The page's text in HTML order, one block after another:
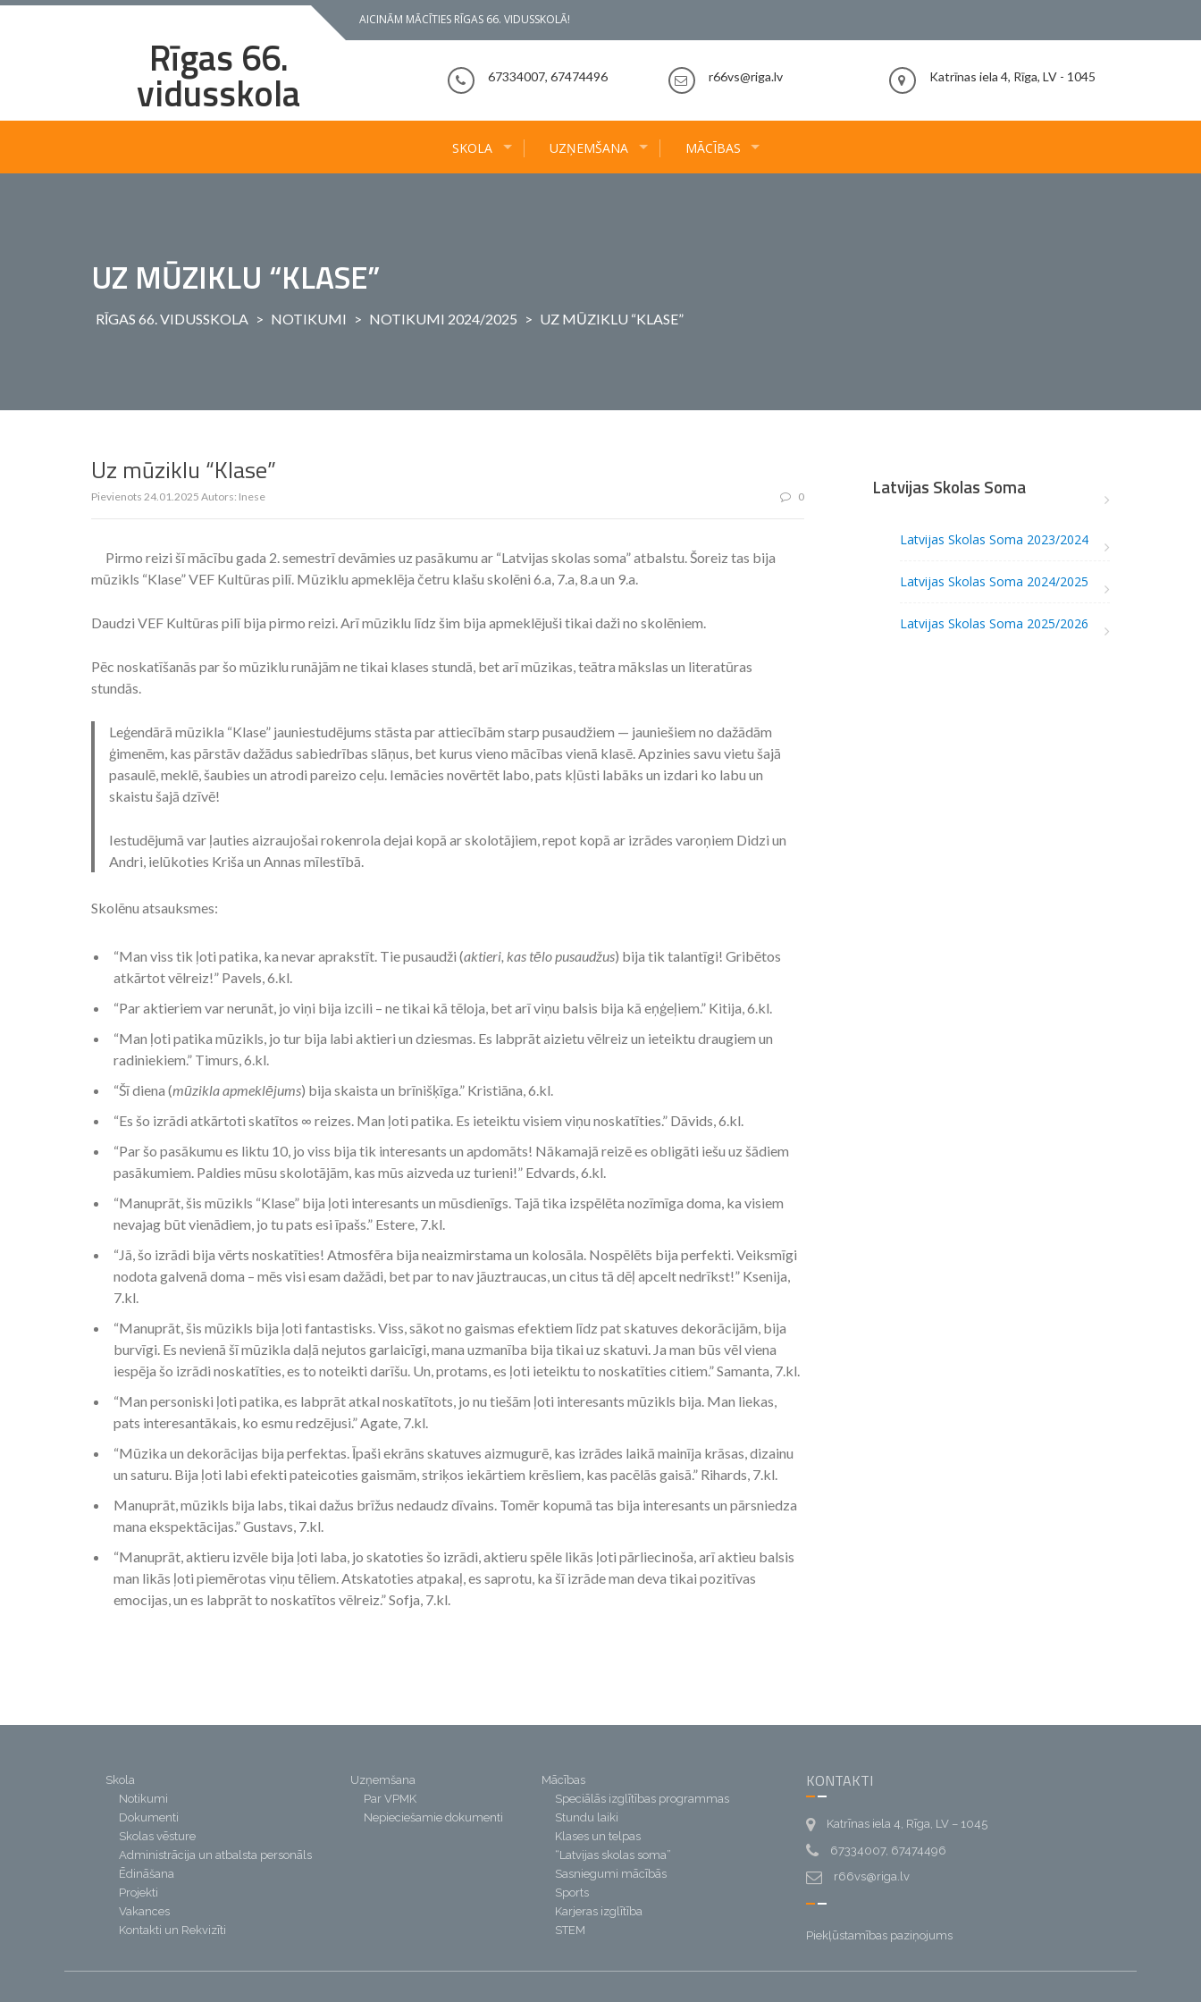
Skip
AICINĀM MĀCĪTIES RĪGAS 66. VIDUSSKOLĀ!
Rīgas 66.
vidusskola 67334007, 67474496 r66vs@riga.lv Katrīnas iela 4, Rīga, LV - 1045
SKOLA UZŅEMŠANA MĀCĪBAS
UZ MŪZIKLU “KLASE”
RĪGAS 66. VIDUSSKOLA > NOTIKUMI > NOTIKUMI 2024/2025 > UZ MŪZIKLU “KLASE”
Uz mūziklu “Klase”
Pievienots 24.01.2025 Autors: Inese 0
Pirmo reizi šī mācību gada 2. semestrī devāmies uz pasākumu ar “Latvijas skolas soma” atbalstu. Šoreiz tas bija
mūzikls “Klase” VEF Kultūras pilī. Mūziklu apmeklēja četru klašu skolēni 6.a, 7.a, 8.a un 9.a.
Daudzi VEF Kultūras pilī bija pirmo reizi. Arī mūziklu līdz šim bija apmeklējuši tikai daži no skolēniem.
Pēc noskatīšanās par šo mūziklu runājām ne tikai klases stundā, bet arī mūzikas, teātra mākslas un literatūras
stundās.
Leģendārā mūzikla “Klase” jauniestudējums stāsta par attiecībām starp pusaudžiem — jauniešiem no dažādām
ģimenēm, kas pārstāv dažādus sabiedrības slāņus, bet kurus vieno mācības vienā klasē. Apzinies savu vietu šajā
pasaulē, meklē, šaubies un atrodi pareizo ceļu. Iemācies novērtēt labo, pats kļūsti labāks un izdari ko labu un
skaistu šajā dzīvē!
Iestudējumā var ļauties aizraujošai rokenrola dejai kopā ar skolotājiem, repot kopā ar izrādes varoņiem Didzi un
Andri, ielūkoties Kriša un Annas mīlestībā.
Skolēnu atsauksmes:
“Man viss tik ļoti patika, ka nevar aprakstīt. Tie pusaudži (aktieri, kas tēlo pusaudžus) bija tik talantīgi! Gribētos
atkārtot vēlreiz!” Pavels, 6.kl.
“Par aktieriem var nerunāt, jo viņi bija izcili – ne tikai kā tēloja, bet arī viņu balsis bija kā eņģeļiem.” Kitija, 6.kl.
“Man ļoti patika mūzikls, jo tur bija labi aktieri un dziesmas. Es labprāt aizietu vēlreiz un ieteiktu draugiem un
radiniekiem.” Timurs, 6.kl.
“Šī diena (mūzikla apmeklējums) bija skaista un brīnišķīga.” Kristiāna, 6.kl.
“Es šo izrādi atkārtoti skatītos ∞ reizes. Man ļoti patika. Es ieteiktu visiem viņu noskatīties.” Dāvids, 6.kl.
“Par šo pasākumu es liktu 10, jo viss bija tik interesants un apdomāts! Nākamajā reizē es obligāti iešu uz šādiem
pasākumiem. Paldies mūsu skolotājām, kas mūs aizveda uz turieni!” Edvards, 6.kl.
“Manuprāt, šis mūzikls “Klase” bija ļoti interesants un mūsdienīgs. Tajā tika izspēlēta nozīmīga doma, ka visiem
nevajag būt vienādiem, jo tu pats esi īpašs.” Estere, 7.kl.
“Jā, šo izrādi bija vērts noskatīties! Atmosfēra bija neaizmirstama un kolosāla. Nospēlēts bija perfekti. Veiksmīgi
nodota galvenā doma – mēs visi esam dažādi, bet par to nav jāuztraucas, un citus tā dēļ apcelt nedrīkst!” Ksenija,
7.kl.
“Manuprāt, šis mūzikls bija ļoti fantastisks. Viss, sākot no gaismas efektiem līdz pat skatuves dekorācijām, bija
burvīgi. Es nevienā šī mūzikla daļā nejutos garlaicīgi, mana uzmanība bija tikai uz skatuvi. Ja man būs vēl viena
iespēja šo izrādi noskatīties, es to noteikti darīšu. Un, protams, es ļoti ieteiktu to noskatīties citiem.” Samanta, 7.kl.
“Man personiski ļoti patika, es labprāt atkal noskatītots, jo nu tiešām ļoti interesants mūzikls bija. Man liekas,
pats interesantākais, ko esmu redzējusi.” Agate, 7.kl.
“Mūzika un dekorācijas bija perfektas. Īpaši ekrāns skatuves aizmugurē, kas izrādes laikā mainīja krāsas, dizainu
un saturu. Bija ļoti labi efekti pateicoties gaismām, striķos iekārtiem krēsliem, kas pacēlās gaisā.” Rihards, 7.kl.
Manuprāt, mūzikls bija labs, tikai dažus brīžus nedaudz dīvains. Tomēr kopumā tas bija interesants un pārsniedza
mana ekspektācijas.” Gustavs, 7.kl.
“Manuprāt, aktieru izvēle bija ļoti laba, jo skatoties šo izrādi, aktieru spēle likās ļoti pārliecinoša, arī aktieu balsis
man likās ļoti piemērotas viņu tēliem. Atskatoties atpakaļ, es saprotu, ka šī izrāde man deva tikai pozitīvas
emocijas, un es labprāt to noskatītos vēlreiz.” Sofja, 7.kl.
Latvijas Skolas Soma
Latvijas Skolas Soma 2023/2024
Latvijas Skolas Soma 2024/2025
Latvijas Skolas Soma 2025/2026
Skola
Notikumi
Dokumenti
Skolas vēsture
Administrācija un atbalsta personāls
Ēdināšana
Projekti
Vakances
Kontakti un Rekvizīti
Uzņemšana
Par VPMK
Nepieciešamie dokumenti
Mācības
Speciālās izglītības programmas
Stundu laiki
Klases un telpas
“Latvijas skolas soma”
Sasniegumi mācībās
Sports
Karjeras izglītība
STEM
KONTAKTI
Katrīnas iela 4, Rīga, LV – 1045
67334007, 67474496
r66vs@riga.lv
Piekļūstamības paziņojums